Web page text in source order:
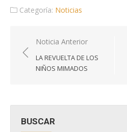
Categoría: Noticias
Navegación
de
entradas
Noticia Anterior
LA REVUELTA DE LOS
NIÑOS MIMADOS
BUSCAR